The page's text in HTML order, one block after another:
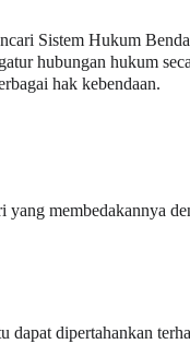
Sistem Hukum
hubungan hukum
hak kebendaan.
membedakannya
dipertahankan